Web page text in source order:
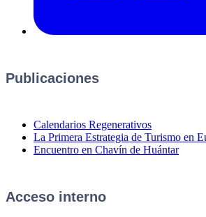
Publicaciones
Calendarios Regenerativos
La Primera Estrategia de Turismo en
Encuentro en Chavín de Huántar
Acceso interno